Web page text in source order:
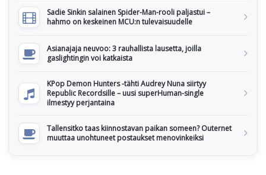
Sadie Sinkin salainen Spider-Man-rooli paljastui –
hahmo on keskeinen MCU:n tulevaisuudelle
Asianajaja neuvoo: 3 rauhallista lausetta, joilla
gaslightingin voi katkaista
KPop Demon Hunters -tähti Audrey Nuna siirtyy
Republic Recordsille – uusi superHuman-single
ilmestyy perjantaina
Tallensitko taas kiinnostavan paikan someen? Outernet
muuttaa unohtuneet postaukset menovinkeiksi